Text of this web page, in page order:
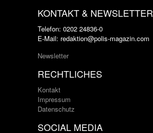
KONTAKT & NEWSLETTER
Telefon: 0202 24836-0
E-Mail: redaktion@polis-magazin.com
Newsletter
RECHTLICHES
Kontakt
Impressum
Datenschutz
SOCIAL MEDIA